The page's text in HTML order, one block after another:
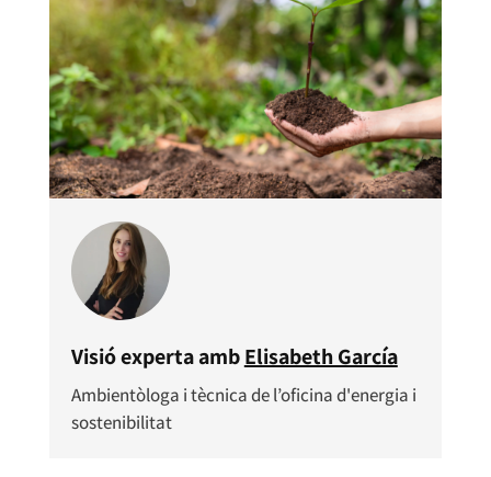
Visió experta ambElisabeth García
Ambientòloga i tècnica de l’oficina d'energia i
sostenibilitat